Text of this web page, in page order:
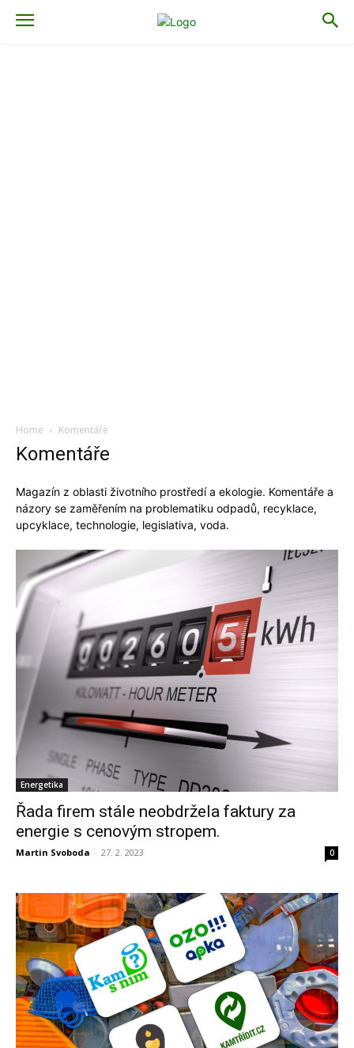
Home Komentáře
Komentáře
Magazín z oblasti životního prostředí a ekologie. Komentáře a
názory se zaměřením na problematiku odpadů, recyklace,
upcyklace, technologie, legislativa, voda.
Energetika
Řada firem stále neobdržela faktury za
energie s cenovým stropem.
Martin Svoboda - 27. 2. 2023 0